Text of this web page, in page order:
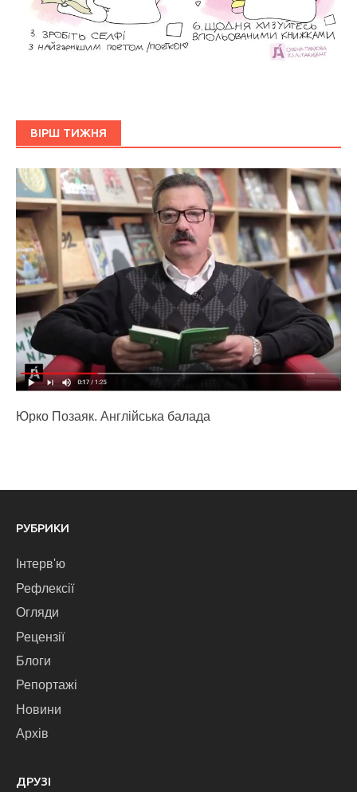
ВІРШ ТИЖНЯ
Юрко Позаяк. Англійська балада
РУБРИКИ
Інтерв'ю
Рефлексії
Огляди
Рецензії
Блоги
Репортажі
Новини
Архів
ДРУЗІ